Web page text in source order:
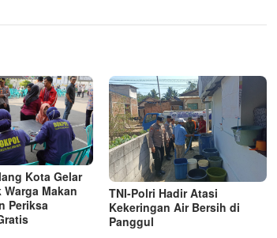
Kota Gelar
Makan
Periksa
TNI-Polri Hadir Atasi
Kekeringan Air Bersih di
Panggul